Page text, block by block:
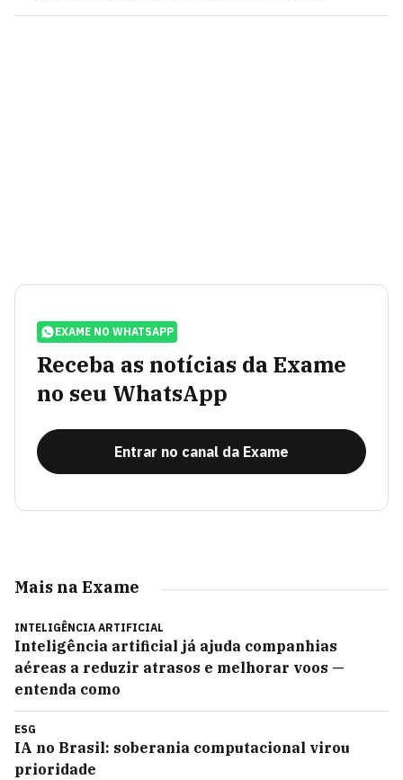
EXAME NO WHATSAPP
Receba as notícias da Exame
no seu WhatsApp
Entrar no canal da Exame
Mais na Exame
INTELIGÊNCIA ARTIFICIAL
Inteligência artificial já ajuda companhias
aéreas a reduzir atrasos e melhorar voos —
entenda como
ESG
IA no Brasil: soberania computacional virou
prioridade